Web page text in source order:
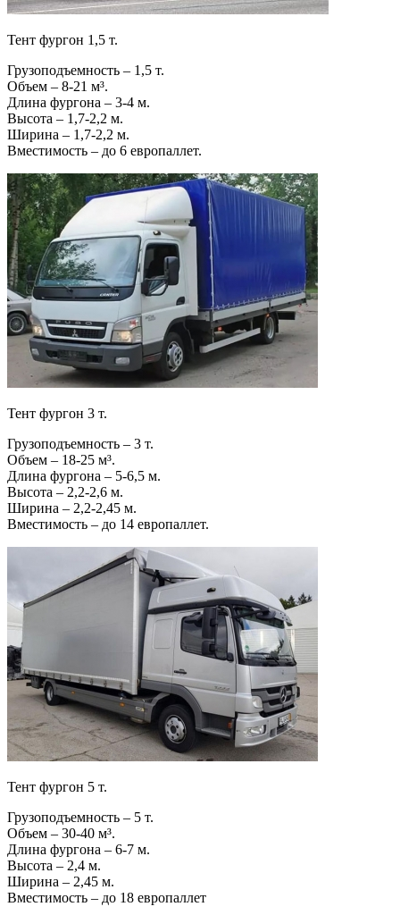
Тент фургон 1,5 т.
Грузоподъемность – 1,5 т.
Объем – 8-21 м³.
Длина фургона – 3-4 м.
Высота – 1,7-2,2 м.
Ширина – 1,7-2,2 м.
Вместимость – до 6 европаллет.
Тент фургон 3 т.
Грузоподъемность – 3 т.
Объем – 18-25 м³.
Длина фургона – 5-6,5 м.
Высота – 2,2-2,6 м.
Ширина – 2,2-2,45 м.
Вместимость – до 14 европаллет.
Тент фургон 5 т.
Грузоподъемность – 5 т.
Объем – 30-40 м³.
Длина фургона – 6-7 м.
Высота – 2,4 м.
Ширина – 2,45 м.
Вместимость – до 18 европаллет